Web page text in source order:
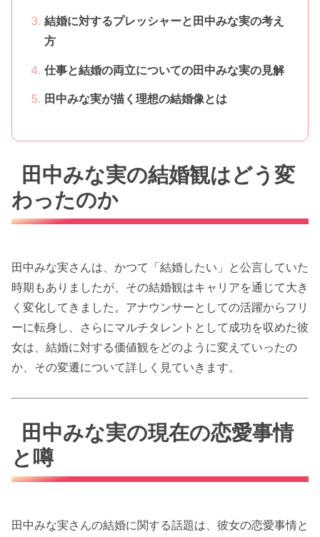
結婚に対するプレッシャーと田中みな実の考え
方
仕事と結婚の両立についての田中みな実の見解
田中みな実が描く理想の結婚像とは
田中みな実の結婚観はどう変
わったのか
田中みな実さんは、かつて「結婚したい」と公言していた
時期もありましたが、その結婚観はキャリアを通じて大き
く変化してきました。アナウンサーとしての活躍からフリ
ーに転身し、さらにマルチタレントとして成功を収めた彼
女は、結婚に対する価値観をどのように変えていったの
か、その変遷について詳しく見ていきます。
田中みな実の現在の恋愛事情
と噂
田中みな実さんの結婚に関する話題は、彼女の恋愛事情と